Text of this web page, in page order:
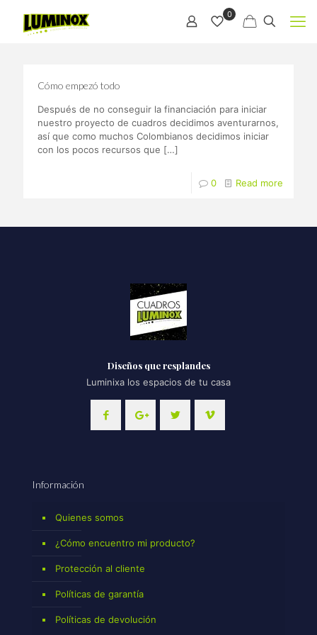
0
Cómo empezó todo
Después de no conseguir la financiación para iniciar
nuestro proyecto de cuadros decidimos aventurarnos,
así que como muchos Colombianos decidimos iniciar
con los pocos recursos que […]
0 Read more
Diseños que resplandes
Luminixa los espacios de tu casa
Información
Quienes somos
¿Cómo encuentro mi producto?
Protección al cliente
Políticas de garantía
Políticas de devolución